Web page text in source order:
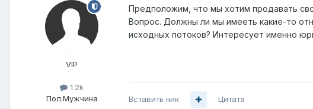
VIP
1.2k
Пол:Мужчина
Предположим, что мы хотим продавать
Вопрос. Должны ли мы имееть какие-то
исходных потоков? Интересует именно
Вставить ник Цитата